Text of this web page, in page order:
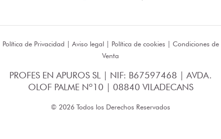
Política de Privacidad | Aviso legal| Política de cookies | Condiciones de
Venta
PROFES EN APUROS SL | NIF: B67597468 | AVDA.
OLOF PALME Nº10 | 08840 VILADECANS
© 2026 Todos los Derechos Reservados